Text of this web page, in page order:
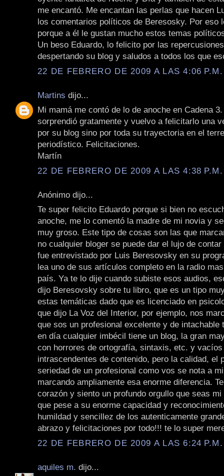
me encantó. Me encantan las perlas que hacen
los comentarios políticos de Beresosky. Por eso
porque a él le gustan mucho estos temas
Un beso Eduardo, lo felicito por las
despertando su blog y saludos a todos los que
22 DE FEBRERO DE 2009 A LAS 4:06 P.M.
Martins dijo...
Mi mamá me contó de lo de anoche en Cadena
sorprendió gratamente y vuelvo a felicitarlo una
por su blog sino por toda su trayectoria en el
periodístico. Felicitaciones.
Martín
22 DE FEBRERO DE 2009 A LAS 4:38 P.M.
Anónimo dijo...
Te super felicito Eduardo porque si bien no
anoche, me lo comentó la madre de mi novia y
muy groso. Este tipo de cosas son las que
no cualquier bloger se puede dar el lujo de
fue entrevistado por Luis Beresovsky en su
lea uno de sus artículos completo en la radio
país. Ya te lo dije cuando subiste esos audios,
dijo Beresovsky sobre tu libro, que es un tipo
estas temáticas dado que es licenciado en
que dijo La Voz del Interior, por ejemplo, nos
que sos un profesional excelente y de intachable
en día cualquier imbécil tiene un blog, la gran
con horrores de ortografía, sintaxis, etc. y vacíos
intrascendentes de contenido, pero la calidad, el
seriedad de un profesional como vos se nota a
marcando ampliamente esa enorme diferencia.
corazón y siento un profundo orgullo que seas
que pese a su enorme capacidad y
humildad y sencillez de los autenticamente
abrazo y felicitaciones por todo!!! te lo super
22 DE FEBRERO DE 2009 A LAS 6:24 P.M.
aquiles m. dijo...